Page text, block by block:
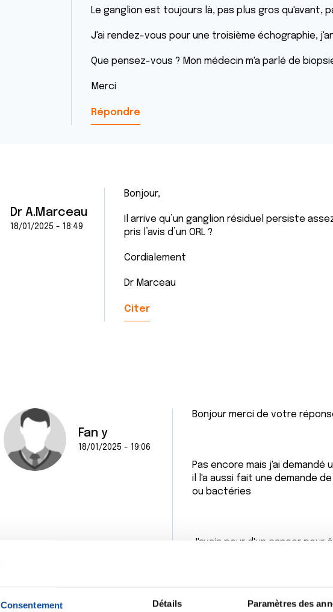
Consentement Détails Paramètres des
Le ganglion est toujours là, pas plus gros qu'avant,
J'ai rendez-vous pour une troisième échographie,
Que pensez-vous ? Mon médecin m'a parlé de
Merci
Répondre
Dr A.Marceau
18/01/2025 - 18:49
Bonjour,
Il arrive qu’un ganglion résiduel persiste
pris l’avis d’un ORL ?
Cordialement
Dr Marceau
Citer
Fan y
18/01/2025 - 19:06
Bonjour merci de votre
Pas encore mais j'ai demandé
il l'a aussi fait une demande
ou bactéries
J'avais peur d'un cancer pour